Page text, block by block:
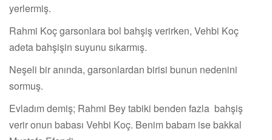
yerlermiş.
Rahmi Koç garsonlara bol bahşiş verirken, Vehbi Koç
adeta bahşişin suyunu sıkarmış.
Neşeli bir anında, garsonlardan birisi bunun nedenini
sormuş.
Evladım demiş; Rahmi Bey tabiki benden fazla bahşiş
verir onun babası Vehbi Koç. Benim babam ise bakkal